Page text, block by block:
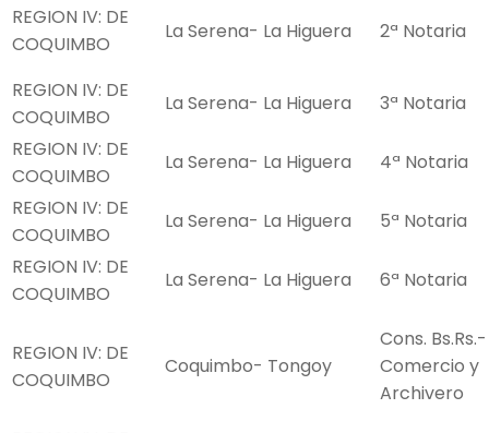
REGION IV: DE
COQUIMBO
La Serena- La Higuera 2ª Notaria
REGION IV: DE
COQUIMBO
La Serena- La Higuera
3ª Notaria
REGION IV: DE
COQUIMBO
La Serena- La Higuera
4ª Notaria
REGION IV: DE
COQUIMBO
La Serena- La Higuera
5ª Notaria
REGION IV: DE
COQUIMBO
La Serena- La Higuera 6ª Notaria
REGION IV: DE
COQUIMBO
Coquimbo- Tongoy
Cons. Bs.Rs.-
Comercio y
Archivero